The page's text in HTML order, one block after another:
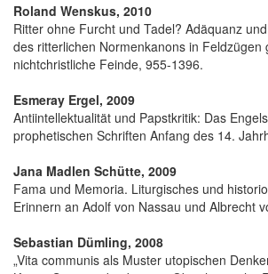
Roland Wenskus, 2010
Ritter ohne Furcht und Tadel? Adäquanz
des ritterlichen Normenkanons in Feldzügen
nichtchristliche Feinde, 955-1396.
Esmeray Ergel, 2009
Antiintellektualität und Papstkritik: Das
prophetischen Schriften Anfang des 14.
Jana Madlen Schütte, 2009
Fama und Memoria. Liturgisches und
Erinnern an Adolf von Nassau und Albrecht
Sebastian Dümling, 2008
„Vita communis als Muster utopischen